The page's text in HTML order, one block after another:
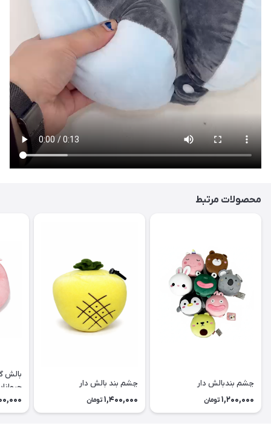
محصولات مرتبط
چشم بندبالش دار
1,200,000 تومان
چشم بند بالش دار
1,400,000 تومان
بالش